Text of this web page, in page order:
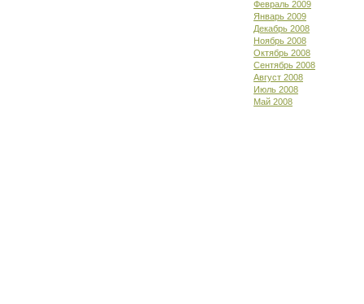
Февраль 2009
Январь 2009
Декабрь 2008
Ноябрь 2008
Октябрь 2008
Сентябрь 2008
Август 2008
Июль 2008
Май 2008